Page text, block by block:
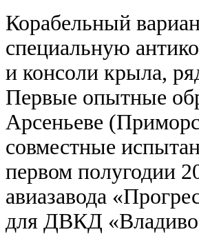
Корабельный
специальную
и консоли крыла,
Первые опытные
Арсеньеве
совместные
первом полугодии
авиазавода
для ДВКД